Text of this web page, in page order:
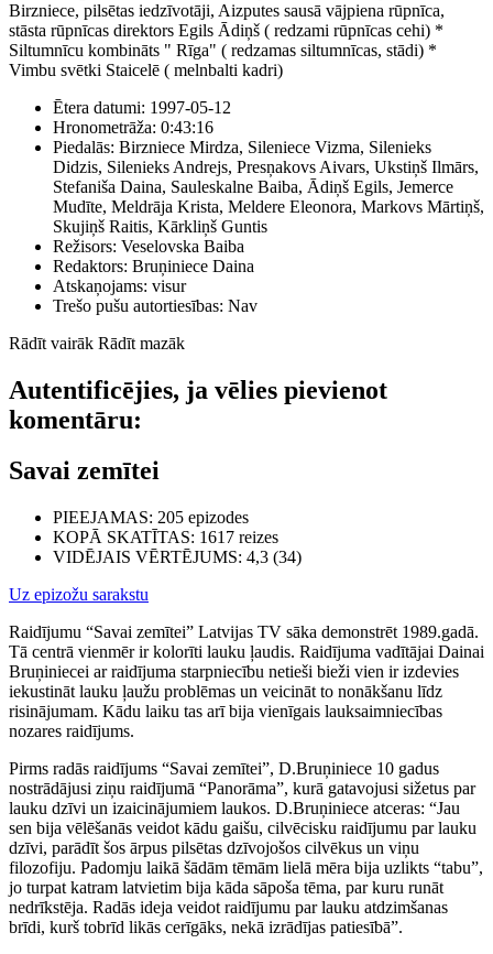
Birzniece, pilsētas iedzīvotāji, Aizputes sausā vājpiena rūpnīca,
stāsta rūpnīcas direktors Egils Ādiņš ( redzami rūpnīcas cehi) *
Siltumnīcu kombināts " Rīga" ( redzamas siltumnīcas, stādi) *
Vimbu svētki Staicelē ( melnbalti kadri)
Ētera datumi: 1997-05-12
Hronometrāža: 0:43:16
Piedalās: Birzniece Mirdza, Sileniece Vizma, Silenieks
Didzis, Silenieks Andrejs, Presņakovs Aivars, Ukstiņš Ilmārs,
Stefaniša Daina, Sauleskalne Baiba, Ādiņš Egils, Jemerce
Mudīte, Meldrāja Krista, Meldere Eleonora, Markovs Mārtiņš,
Skujiņš Raitis, Kārkliņš Guntis
Režisors: Veselovska Baiba
Redaktors: Bruņiniece Daina
Atskaņojams: visur
Trešo pušu autortiesības: Nav
Rādīt vairāk Rādīt mazāk
Autentificējies, ja vēlies pievienot
komentāru:
Savai zemītei
PIEEJAMAS: 205 epizodes
KOPĀ SKATĪTAS: 1617 reizes
VIDĒJAIS VĒRTĒJUMS: 4,3 (34)
Uz epizožu sarakstu
Raidījumu “Savai zemītei” Latvijas TV sāka demonstrēt 1989.gadā.
Tā centrā vienmēr ir kolorīti lauku ļaudis. Raidījuma vadītājai Dainai
Bruņiniecei ar raidījuma starpniecību netieši bieži vien ir izdevies
iekustināt lauku ļaužu problēmas un veicināt to nonākšanu līdz
risinājumam. Kādu laiku tas arī bija vienīgais lauksaimniecības
nozares raidījums.
Pirms radās raidījums “Savai zemītei”, D.Bruņiniece 10 gadus
nostrādājusi ziņu raidījumā “Panorāma”, kurā gatavojusi sižetus par
lauku dzīvi un izaicinājumiem laukos. D.Bruņiniece atceras: “Jau
sen bija vēlēšanās veidot kādu gaišu, cilvēcisku raidījumu par lauku
dzīvi, parādīt šos ārpus pilsētas dzīvojošos cilvēkus un viņu
filozofiju. Padomju laikā šādām tēmām lielā mēra bija uzlikts “tabu”,
jo turpat katram latvietim bija kāda sāpoša tēma, par kuru runāt
nedrīkstēja. Radās ideja veidot raidījumu par lauku atdzimšanas
brīdi, kurš tobrīd likās cerīgāks, nekā izrādījas patiesībā”.